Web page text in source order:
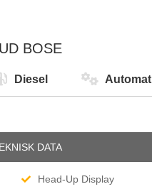
BOSE
Diesel Automat
DATA
Head-Up Display